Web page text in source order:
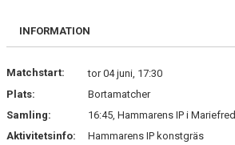
DOKUMENT
INFORMATION
Matchstart:
tor 04 juni, 17:30
Plats:
Bortamatcher
Samling:
16:45, Hammarens IP i Mariefred
Aktivitetsinfo:
Hammarens IP konstgräs